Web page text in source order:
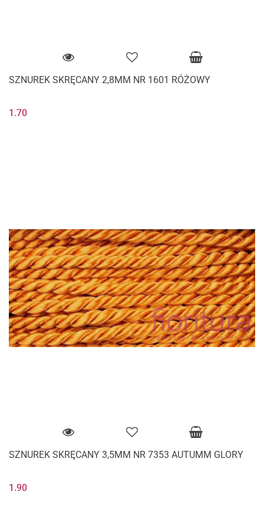
SZNUREK SKRĘCANY 2,8MM NR 1601 RÓŻOWY
1.70
SZNUREK SKRĘCANY 3,5MM NR 7353 AUTUMM GLORY
1.90